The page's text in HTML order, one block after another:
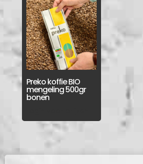
Preko koffie BIO
mengeling 500gr
bonen